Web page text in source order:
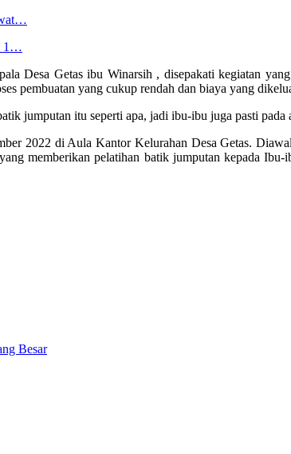
1…
Desa Getas ibu Winarsih , disepakati kegiatan
pembuatan yang cukup rendah dan biaya yang
jumputan itu seperti apa, jadi ibu-ibu juga pasti
2022 di Aula Kantor Kelurahan Desa Getas.
memberikan pelatihan batik jumputan kepada
Besar